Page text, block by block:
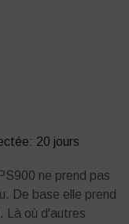
20 jours
ne prend pas
De base elle prend
Là où d'autres